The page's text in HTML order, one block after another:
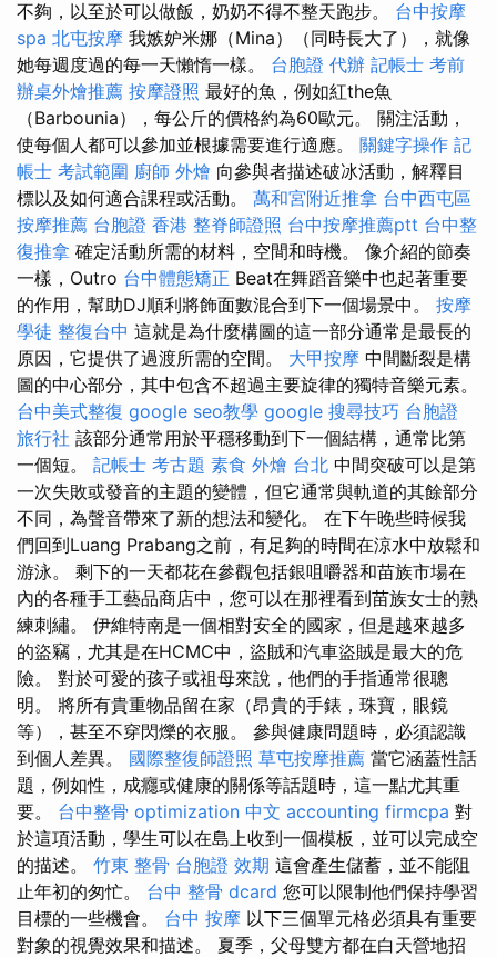
不夠，以至於可以做飯，奶奶不得不整天跑步。 台中按摩
spa 北屯按摩 我嫉妒米娜（Mina）（同時長大了），就像
她每週度過的每一天懶惰一樣。 台胞證 代辦 記帳士 考前
辦桌外燴推薦 按摩證照 最好的魚，例如紅the魚
（Barbounia），每公斤的價格約為60歐元。 關注活動，
使每個人都可以參加並根據需要進行適應。 關鍵字操作 記
帳士 考試範圍 廚師 外燴 向參與者描述破冰活動，解釋目
標以及如何適合課程或活動。 萬和宮附近推拿 台中西屯區
按摩推薦 台胞證 香港 整脊師證照 台中按摩推薦ptt 台中整
復推拿 確定活動所需的材料，空間和時機。 像介紹的節奏
一樣，Outro 台中體態矯正 Beat在舞蹈音樂中也起著重要
的作用，幫助DJ順利將飾面數混合到下一個場景中。 按摩
學徒 整復台中 這就是為什麼構圖的這一部分通常是最長的
原因，它提供了過渡所需的空間。 大甲按摩 中間斷裂是構
圖的中心部分，其中包含不超過主要旋律的獨特音樂元素。
台中美式整復 google seo教學 google 搜尋技巧 台胞證
旅行社 該部分通常用於平穩移動到下一個結構，通常比第
一個短。 記帳士 考古題 素食 外燴 台北 中間突破可以是第
一次失敗或發音的主題的變體，但它通常與軌道的其餘部分
不同，為聲音帶來了新的想法和變化。 在下午晚些時候我
們回到Luang Prabang之前，有足夠的時間在涼水中放鬆和
游泳。 剩下的一天都花在參觀包括銀咀嚼器和苗族市場在
內的各種手工藝品商店中，您可以在那裡看到苗族女士的熟
練刺繡。 伊維特南是一個相對安全的國家，但是越來越多
的盜竊，尤其是在HCMC中，盜賊和汽車盜賊是最大的危
險。 對於可愛的孩子或祖母來說，他們的手指通常很聰
明。 將所有貴重物品留在家（昂貴的手錶，珠寶，眼鏡
等），甚至不穿閃爍的衣服。 參與健康問題時，必須認識
到個人差異。 國際整復師證照 草屯按摩推薦 當它涵蓋性話
題，例如性，成癮或健康的關係等話題時，這一點尤其重
要。 台中整骨 optimization 中文 accounting firmcpa 對
於這項活動，學生可以在島上收到一個模板，並可以完成空
的描述。 竹東 整骨 台胞證 效期 這會產生儲蓄，並不能阻
止年初的匆忙。 台中 整骨 dcard 您可以限制他們保持學習
目標的一些機會。 台中 按摩 以下三個單元格必須具有重要
對象的視覺效果和描述。 夏季，父母雙方都在白天營地招